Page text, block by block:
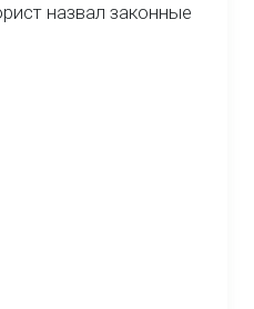
назвал законные